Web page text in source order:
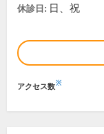
休診日: 日、祝
アクセス数※